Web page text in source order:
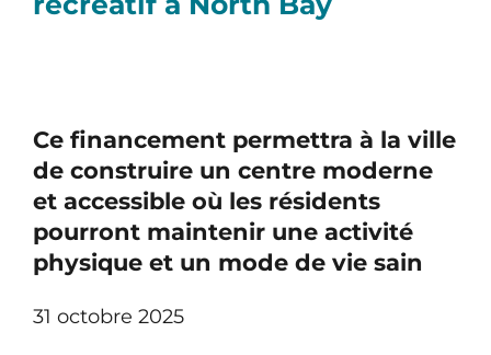
Ce financement permettra à la ville
de construire un centre moderne
et accessible où les résidents
pourront maintenir une activité
physique et un mode de vie sain
31 octobre 2025